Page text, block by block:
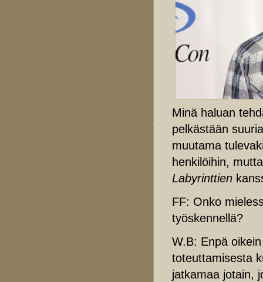
Minä haluan
pelkästään
muutama
henkilöihin,
Labyrinttien
FF: Onko
työskennellä?
W.B: Enpä
toteuttamisesta
jatkamaa jotain,